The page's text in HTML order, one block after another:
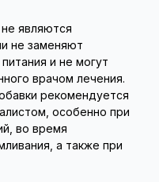
являются
не заменяют
и не могут
врачом лечения.
рекомендуется
особенно при
во время
а также при